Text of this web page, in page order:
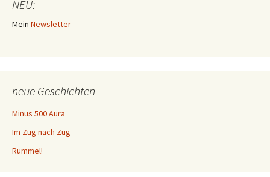
NEU:
Mein Newsletter
neue Geschichten
Minus 500 Aura
Im Zug nach Zug
Rummel!